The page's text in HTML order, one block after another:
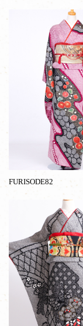
FURISODE82